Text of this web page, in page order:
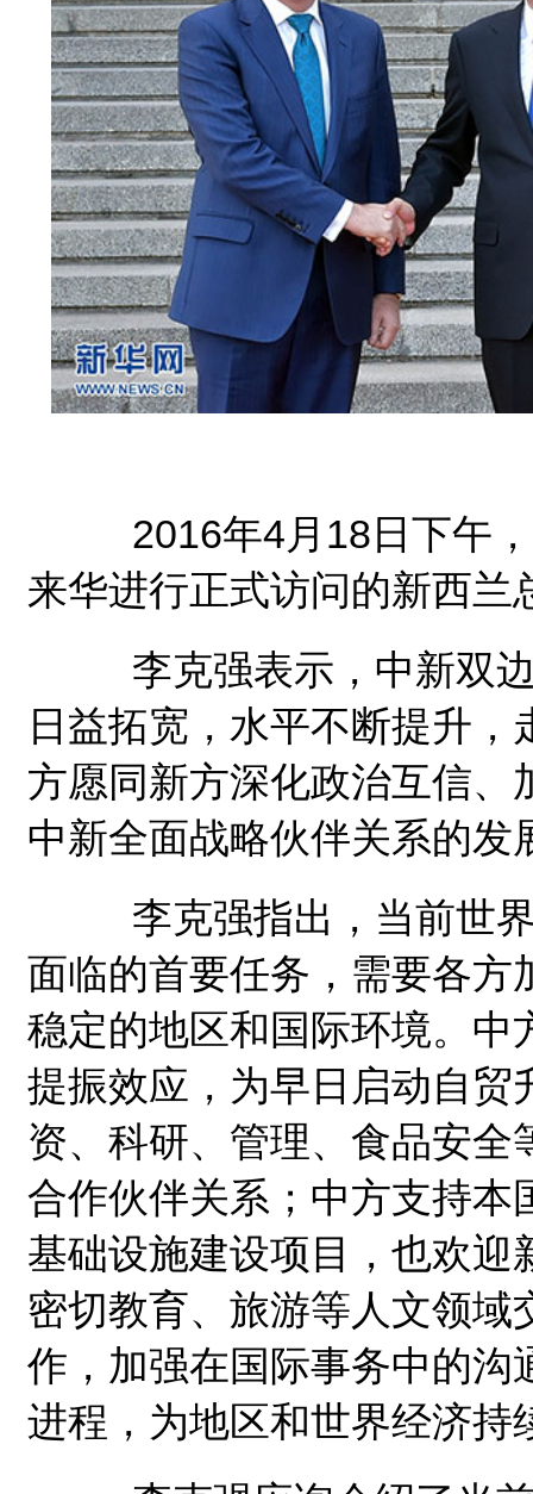
2016年4月18日下午，
来华进行正式访问的新西兰
李克强表示，中新双边
日益拓宽，水平不断提升
方愿同新方深化政治互信
中新全面战略伙伴关系的
李克强指出，当前世界
面临的首要任务，需要各方
稳定的地区和国际环境。中
提振效应，为早日启动自贸
资、科研、管理、食品安
合作伙伴关系；中方支持本
基础设施建设项目，也欢
密切教育、旅游等人文领
作，加强在国际事务中的沟
进程，为地区和世界经济持